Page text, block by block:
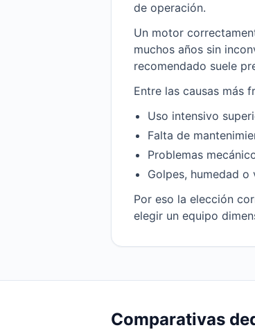
de operación.
Un motor
muchos años sin
recomendado suele
Entre las causas más
Uso intensivo
Falta de
Problemas
Golpes, humedad o
Por eso la elección
elegir un equipo
Comparativas